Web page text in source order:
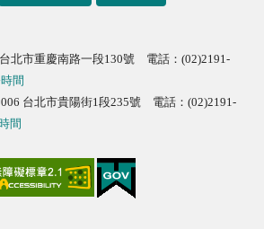
北市重慶南路一段130號 電話：(02)2191-
間
台北市貴陽街1段235號 電話：(02)2191-
間